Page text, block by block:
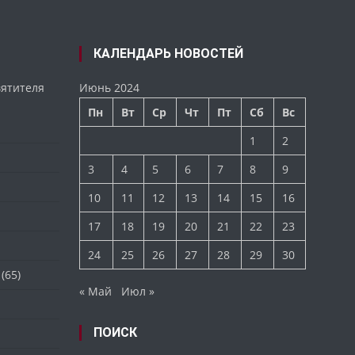
КАЛЕНДАРЬ НОВОСТЕЙ
Июнь 2024
Пн
Вт Ср Чт Пт Сб
Вс
1
2
3
4 5 6 7 8
9
10
11 12 13 14 15
16
17
18 19 20 21 22
23
24
25 26 27 28 29 30
« Май Июл »
ПОИСК